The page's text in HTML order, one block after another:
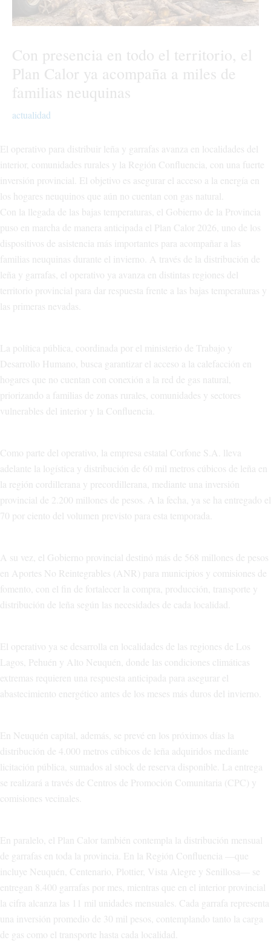
Con presencia en todo el territorio, el
Plan Calor ya acompaña a miles de
familias neuquinas
actualidad
El operativo para distribuir leña y garrafas avanza en localidades del
interior, comunidades rurales y la Región Confluencia, con una fuerte
inversión provincial. El objetivo es asegurar el acceso a la energía en
los hogares neuquinos que aún no cuentan con gas natural.
Con la llegada de las bajas temperaturas, el Gobierno de la Provincia
puso en marcha de manera anticipada el Plan Calor 2026, uno de los
dispositivos de asistencia más importantes para acompañar a las
familias neuquinas durante el invierno. A través de la distribución de
leña y garrafas, el operativo ya avanza en distintas regiones del
territorio provincial para dar respuesta frente a las bajas temperaturas y
las primeras nevadas.
La política pública, coordinada por el ministerio de Trabajo y
Desarrollo Humano, busca garantizar el acceso a la calefacción en
hogares que no cuentan con conexión a la red de gas natural,
priorizando a familias de zonas rurales, comunidades y sectores
vulnerables del interior y la Confluencia.
Como parte del operativo, la empresa estatal Corfone S.A. lleva
adelante la logística y distribución de 60 mil metros cúbicos de leña en
la región cordillerana y precordillerana, mediante una inversión
provincial de 2.200 millones de pesos. A la fecha, ya se ha entregado el
70 por ciento del volumen previsto para esta temporada.
A su vez, el Gobierno provincial destinó más de 568 millones de pesos
en Aportes No Reintegrables (ANR) para municipios y comisiones de
fomento, con el fin de fortalecer la compra, producción, transporte y
distribución de leña según las necesidades de cada localidad.
El operativo ya se desarrolla en localidades de las regiones de Los
Lagos, Pehuén y Alto Neuquén, donde las condiciones climáticas
extremas requieren una respuesta anticipada para asegurar el
abastecimiento energético antes de los meses más duros del invierno.
En Neuquén capital, además, se prevé en los próximos días la
distribución de 4.000 metros cúbicos de leña adquiridos mediante
licitación pública, sumados al stock de reserva disponible. La entrega
se realizará a través de Centros de Promoción Comunitaria (CPC) y
comisiones vecinales.
En paralelo, el Plan Calor también contempla la distribución mensual
de garrafas en toda la provincia. En la Región Confluencia —que
incluye Neuquén, Centenario, Plottier, Vista Alegre y Senillosa— se
entregan 8.400 garrafas por mes, mientras que en el interior provincial
la cifra alcanza las 11 mil unidades mensuales. Cada garrafa representa
una inversión promedio de 30 mil pesos, contemplando tanto la carga
de gas como el transporte hasta cada localidad.